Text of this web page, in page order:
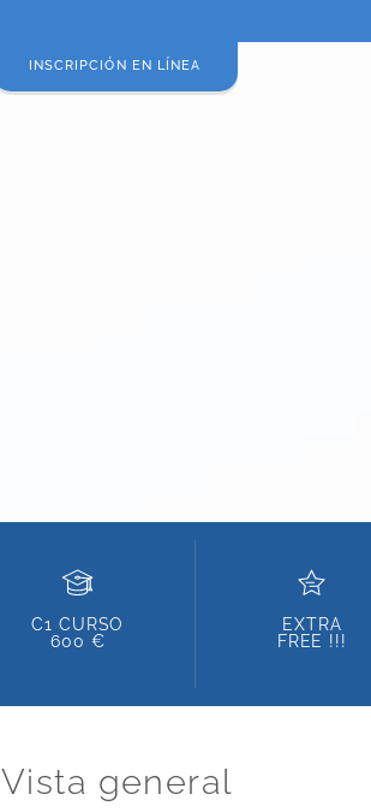
INSCRIPCIÓN EN LÍNEA
C1 CURSO
600 €
EXTRA
FREE !!!
Vista general